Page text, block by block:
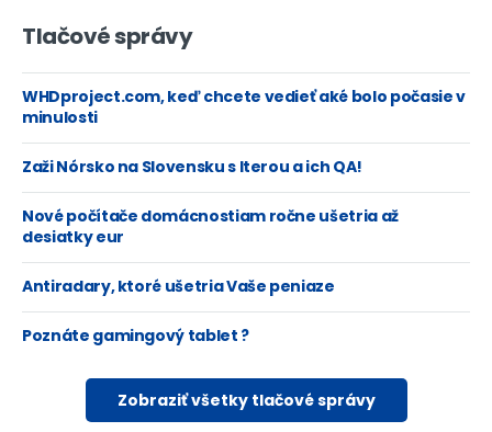
Tlačové správy
WHDproject.com, keď chcete vedieť aké bolo počasie v
minulosti
Zaži Nórsko na Slovensku s Iterou a ich QA!
Nové počítače domácnostiam ročne ušetria až
desiatky eur
Antiradary, ktoré ušetria Vaše peniaze
Poznáte gamingový tablet ?
Zobraziť všetky tlačové správy